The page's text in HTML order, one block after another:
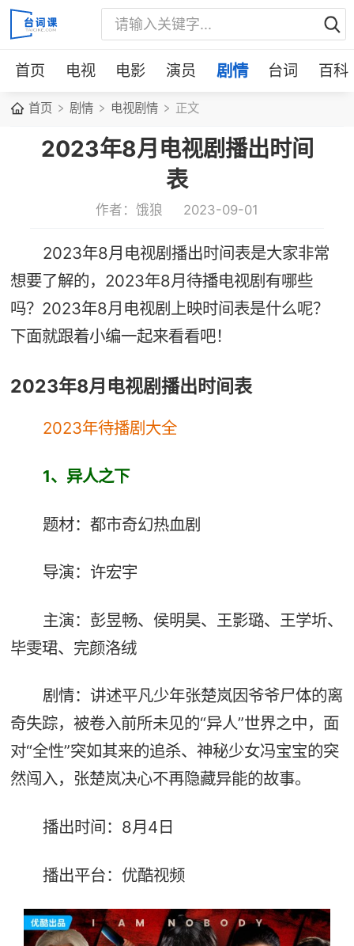
首页 电视 电影 演员 剧情 台词 百科
首页 剧情 电视剧情 正文
2023年8月电视剧播出时间
表
作者：饿狼 2023-09-01
2023年8月电视剧播出时间表是大家非常
想要了解的，2023年8月待播电视剧有哪些
吗？2023年8月电视剧上映时间表是什么呢？
下面就跟着小编一起来看看吧！
2023年8月电视剧播出时间表
2023年待播剧大全
1、异人之下
题材：都市奇幻热血剧
导演：许宏宇
主演：彭昱畅、侯明昊、王影璐、王学圻、
毕雯珺、完颜洛绒
剧情：讲述平凡少年张楚岚因爷爷尸体的离
奇失踪，被卷入前所未见的“异人”世界之中，面
对“全性”突如其来的追杀、神秘少女冯宝宝的突
然闯入，张楚岚决心不再隐藏异能的故事。
播出时间：8月4日
播出平台：优酷视频